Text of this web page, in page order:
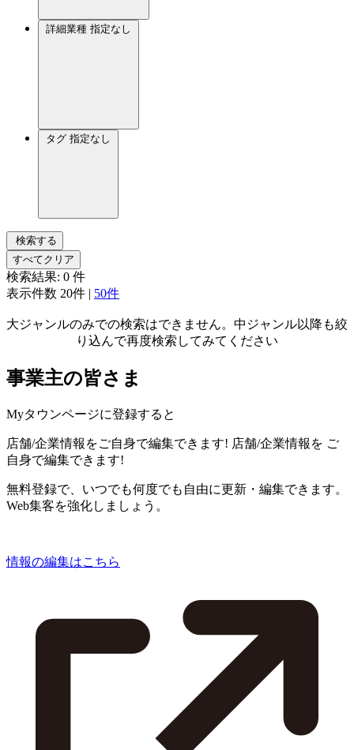
詳細業種 指定なし
タグ 指定なし
検索する
すべてクリア
検索結果: 0 件
表示件数 20件 | 50件
大ジャンルのみでの検索はできません。中ジャンル以降も絞
り込んで再度検索してみてください
事業主の皆さま
Myタウンページに登録すると
店舗/企業情報をご自身で編集できます! 店舗/企業情報を ご
自身で編集できます!
無料登録で、いつでも何度でも自由に更新・編集できます。
Web集客を強化しましょう。
情報の編集はこちら